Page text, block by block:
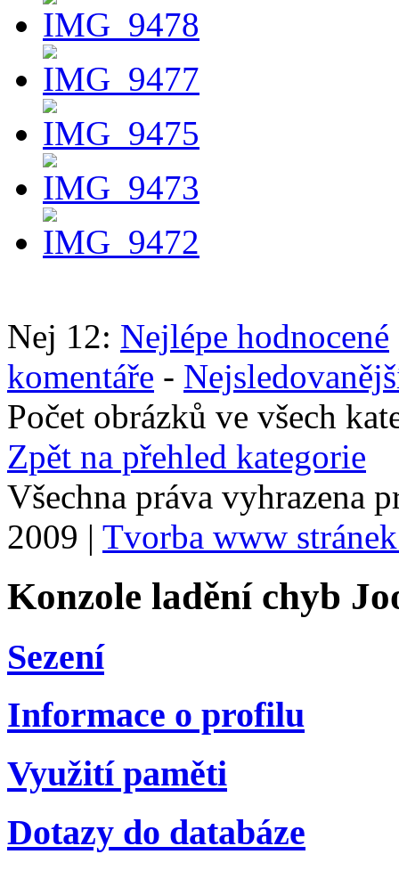
Nej 12: Nejlépe hodnocené
komentáře -
Počet obrázků ve všech
Zpět na přehled kategorie
Všechna práva vyhrazena
2009 | Tvorba www
Konzole ladění chyb
Sezení
Informace o profilu
Využití paměti
Dotazy do databáze